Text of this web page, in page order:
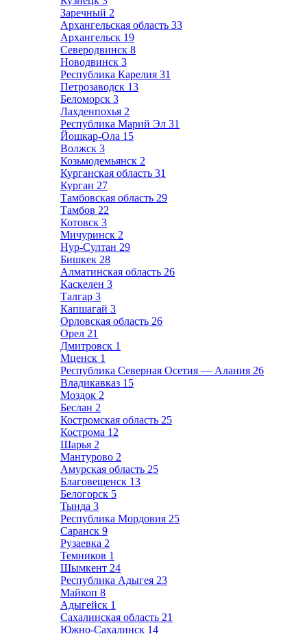
Заречный 2
Архангельская область 33
Архангельск 19
Северодвинск 8
Новодвинск 3
Республика Карелия 31
Петрозаводск 13
Беломорск 3
Лахденпохья 2
Республика Марий Эл 31
Йошкар-Ола 15
Волжск 3
Козьмодемьянск 2
Курганская область 31
Курган 27
Тамбовская область 29
Тамбов 22
Котовск 3
Мичуринск 2
Нур-Султан 29
Бишкек 28
Алматинская область 26
Каскелен 3
Талгар 3
Капшагай 3
Орловская область 26
Орел 21
Дмитровск 1
Мценск 1
Республика Северная Осетия — Алания 26
Владикавказ 15
Моздок 2
Беслан 2
Костромская область 25
Кострома 12
Шарья 2
Мантурово 2
Амурская область 25
Благовещенск 13
Белогорск 5
Тында 3
Республика Мордовия 25
Саранск 9
Рузаевка 2
Темников 1
Шымкент 24
Республика Адыгея 23
Майкоп 8
Адыгейск 1
Сахалинская область 21
Южно-Сахалинск 14